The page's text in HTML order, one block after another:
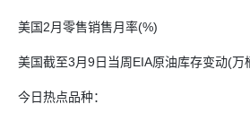
美国2月零售销售月率(%)
美国截至3月9日当周EIA原油库存变动(万
今日热点品种：